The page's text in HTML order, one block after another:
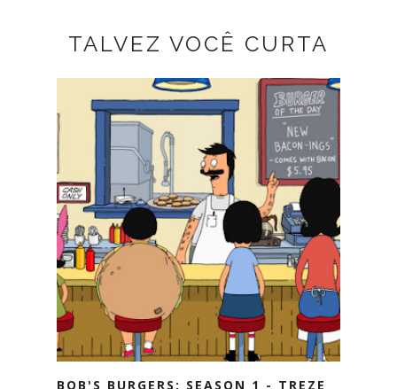
TALVEZ VOCÊ CURTA
BOB'S BURGERS: SEASON 1 - TREZE